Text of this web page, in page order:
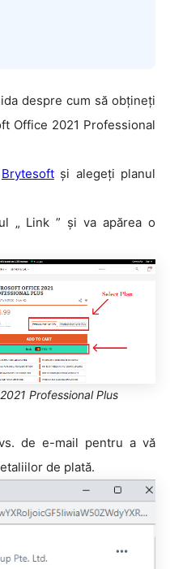
despre cum să obțineți
Office 2021 Professional
Brytesoftși alegeți planul
„ Link ” și va apărea o
Professional Plus
de e-mail pentru a vă
de plată.